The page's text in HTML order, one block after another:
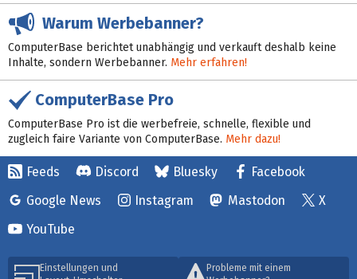
Warum Werbebanner?
ComputerBase berichtet unabhängig und verkauft deshalb keine
Inhalte, sondern Werbebanner. Mehr erfahren!
ComputerBase Pro
ComputerBase Pro ist die werbefreie, schnelle, flexible und
zugleich faire Variante von ComputerBase. Mehr dazu!
Feeds Discord Bluesky
Facebook
Google News
Instagram Mastodon
X
YouTube
Einstellungen und
Probleme mit einem